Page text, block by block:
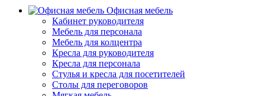
Офисная мебель
Кабинет руководителя
Мебель для персонала
Мебель для колцентра
Кресла для руководителя
Кресла для персонала
Стулья и кресла для посетителей
Столы для переговоров